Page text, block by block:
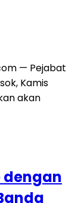
— Pejabat
Kamis
akan
dengan